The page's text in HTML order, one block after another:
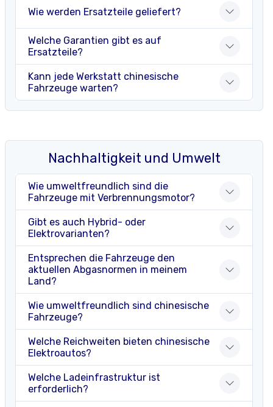
Wie werden Ersatzteile geliefert?
Welche Garantien gibt es auf
Ersatzteile?
Kann jede Werkstatt chinesische
Fahrzeuge warten?
Nachhaltigkeit und Umwelt
Wie umweltfreundlich sind die
Fahrzeuge mit Verbrennungsmotor?
Gibt es auch Hybrid- oder
Elektrovarianten?
Entsprechen die Fahrzeuge den
aktuellen Abgasnormen in meinem
Land?
Wie umweltfreundlich sind chinesische
Fahrzeuge?
Welche Reichweiten bieten chinesische
Elektroautos?
Welche Ladeinfrastruktur ist
erforderlich?